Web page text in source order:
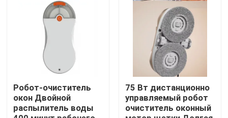
Продукты
видео
Робот-очиститель
окон Двойной
распылитель воды
75 Вт дистанционно
управляемый робот
очиститель оконный